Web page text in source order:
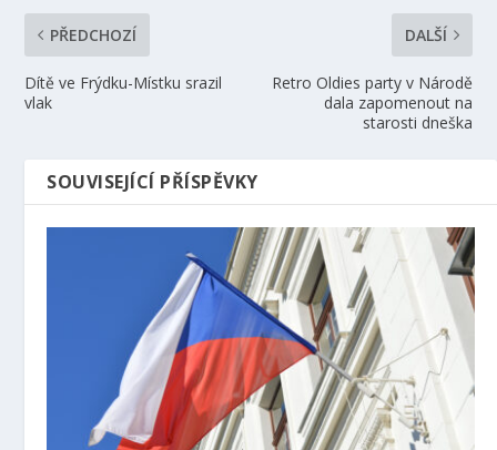
PŘEDCHOZÍ
Dítě ve Frýdku-Místku srazil
vlak
DALŠÍ
Retro Oldies party v Národě
dala zapomenout na
starosti dneška
SOUVISEJÍCÍ PŘÍSPĚVKY